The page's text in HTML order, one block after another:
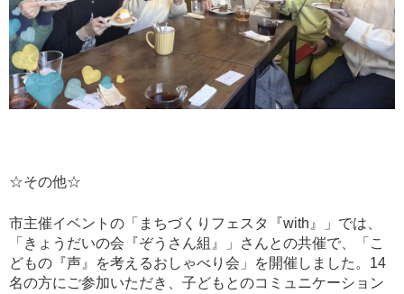
☆その他☆
市主催イベントの「まちづくりフェスタ『with』」では、
「きょうだいの会『ぞうさん組』」さんとの共催で、「こ
どもの『声』を考えるおしゃべり会」を開催しました。14
名の方にご参加いただき、子どもとのコミュニケーション